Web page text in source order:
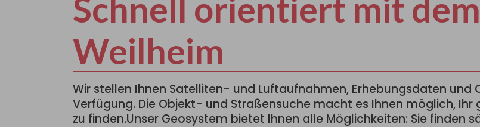
Schnell orientiert mit
Weilheim
Wir stellen Ihnen Satelliten- und Luftaufnahmen, Erhebungsdaten
Verfügung. Die Objekt- und Straßensuche macht es Ihnen möglich,
zu finden.Unser Geosystem bietet Ihnen alle Möglichkeiten: Sie finden